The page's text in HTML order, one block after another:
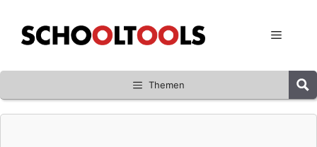
Inhalt
springen
Menü
Themen